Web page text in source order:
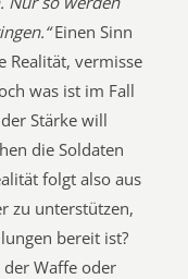
Einen Sinn
Realität, vermisse
was ist im Fall
Stärke will
die Soldaten
folgt also aus
zu unterstützen,
bereit ist?
Waffe oder